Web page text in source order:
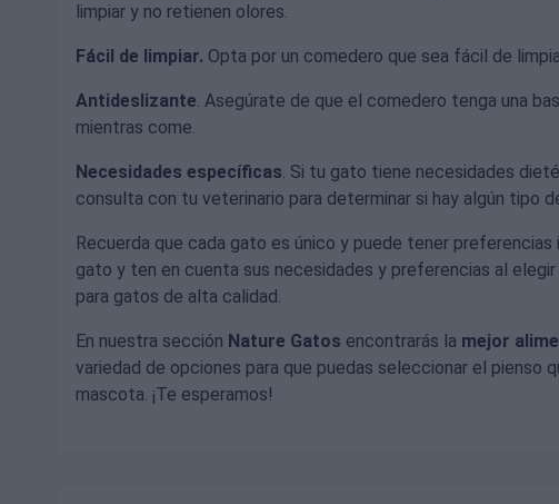
limpiar y no retienen olores.
Fácil de limpiar. Opta por un comedero que sea fácil de
Antideslizante. Asegúrate de que el comedero tenga una
mientras come.
Necesidades específicas. Si tu gato tiene necesidades
consulta con tu veterinario para determinar si hay algún tipo
Recuerda que cada gato es único y puede tener
gato y ten en cuenta sus necesidades y preferencias al
para gatos de alta calidad.
En nuestra sección Nature Gatos encontrarás la mejor
variedad de opciones para que puedas seleccionar el pienso
mascota. ¡Te esperamos!